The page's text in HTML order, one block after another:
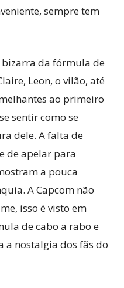
sempre tem
da fórmula de
Leon, o vilão, até
ao primeiro
sentir como se
dele. A falta de
de apelar para
a pouca
A Capcom não
isso é visto em
de cabo a rabo e
a nostalgia dos fãs do